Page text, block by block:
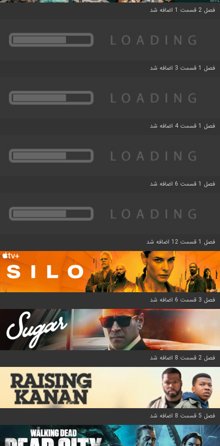
فصل 2 قسمت 1 اضافه شد
فصل 1 قسمت 3 اضافه شد
فصل 1 قسمت 4 اضافه شد
فصل 1 قسمت 6 اضافه شد
فصل 1 قسمت 12 اضافه شد
فصل 3 قسمت 6 اضافه شد
فصل 2 قسمت 8 اضافه شد
فصل 5 قسمت 8 اضافه شد